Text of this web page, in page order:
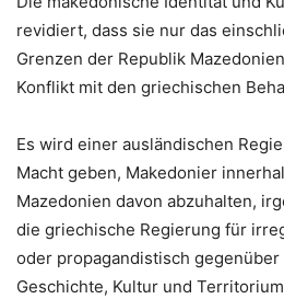
revidiert, dass sie nur das
Grenzen der Republik
Konflikt mit den griechischen
Es wird einer ausländischen
Macht geben, Makedonier
Mazedonien davon abzuhalten,
die griechische Regierung für
oder propagandistisch
Geschichte, Kultur und